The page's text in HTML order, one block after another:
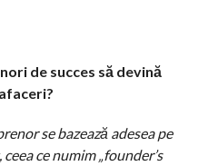
de succes să devină
se bazează adesea pe
ce numim „founder’s